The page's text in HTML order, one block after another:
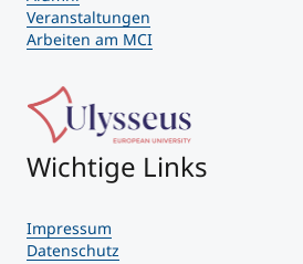
Veranstaltungen
Arbeiten am MCI
Wichtige Links
Impressum
Datenschutz